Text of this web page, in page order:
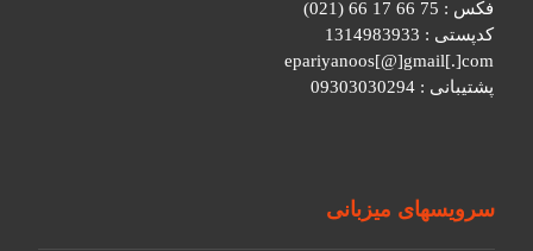
فکس : 75 66 17 66 (021)
کدپستی : 1314983933
epariyanoos[@]gmail[.]com
پشتیبانی : 09303030294
سرویسهای میزبانی